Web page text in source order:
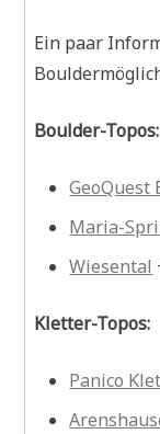
Ein paar
Boulder-Topos:
GeoQuest
Maria-
Wiesental
Kletter-Topos:
Panico